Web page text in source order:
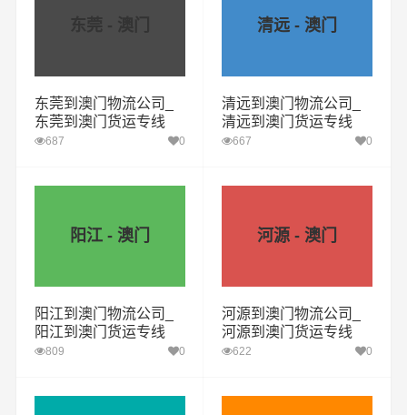
东莞 - 澳门
东莞到澳门物流公司_
东莞到澳门货运专线
687 0
清远 - 澳门
清远到澳门物流公司_
清远到澳门货运专线
667 0
阳江 - 澳门
阳江到澳门物流公司_
阳江到澳门货运专线
809 0
河源 - 澳门
河源到澳门物流公司_
河源到澳门货运专线
622 0